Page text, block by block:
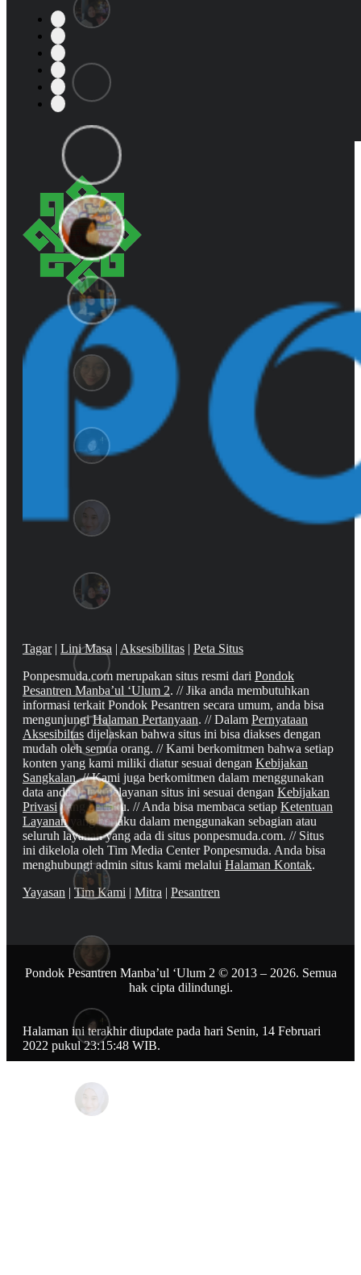
Tagar| Lini Masa | Aksesibilitas | Peta Situs
Ponpesmuda.com merupakan situs resmi dari Pondok
Pesantren Manba’ul ‘Ulum 2. // Jika anda membutuhkan
informasi terkait Pondok Pesantren secara umum, anda bisa
mengunjungiHalaman Pertanyaan. // Dalam Pernyataan
Aksesibiltas dijelaskan bahwa situs ini bisa diakses dengan
mudah oleh semua orang. // Kami berkomitmen bahwa setiap
konten yang kami miliki diatur sesuai dengan Kebijakan
Sangkalan. // Kami juga berkomitmen dalam menggunakan
data anda untuk pelayanan situs ini sesuai dengan Kebijakan
Privasi yang berlaku. // Anda bisa membaca setiap Ketentuan
Layananyang berlaku dalam menggunakan sebagian atau
seluruh layanan yang ada di situs ponpesmuda.com. // Situs
ini dikelola oleh Tim Media Center Ponpesmuda. Anda bisa
menghubungi admin situs kami melalui Halaman Kontak.
Yayasan | Tim Kami | Mitra | Pesantren
Pondok Pesantren Manba’ul ‘Ulum 2 © 2013 – 2026. Semua
hak cipta dilindungi.
Halaman ini terakhir diupdate pada hari Senin, 14 Februari
2022 pukul 23:15:48 WIB.